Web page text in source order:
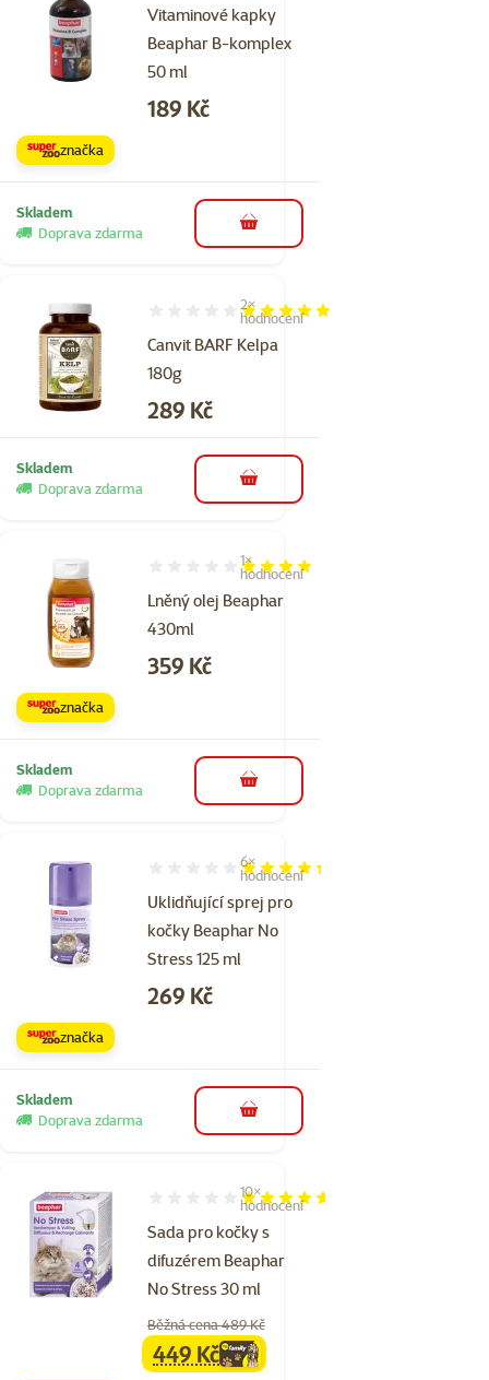
Vitaminové kapky
Beaphar B-komplex
50 ml
Cena
189 Kč
značka
Skladem
Doprava zdarma
do košíku
Canvit BARF Kelpa
180g
Hodnocení 100%, počet hodnocení: 2
2×
hodnocení
Cena
289 Kč
Skladem
Doprava zdarma
do košíku
Lněný olej Beaphar
430ml
Hodnocení 80%, počet hodnocení: 1
1×
hodnocení
Cena
359 Kč
značka
Skladem
Doprava zdarma
do košíku
Uklidňující sprej pro
kočky Beaphar No
Stress 125 ml
Hodnocení 87%, počet hodnocení: 6
6×
hodnocení
Cena
269 Kč
značka
Skladem
Doprava zdarma
do košíku
Sada pro kočky s
difuzérem Beaphar
No Stress 30 ml
Hodnocení 92%, počet hodnocení: 10
10×
hodnocení
Běžná cena 489 Kč
familycena
449 Kč